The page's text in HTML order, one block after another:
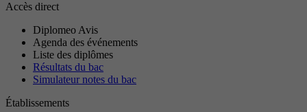
Accès direct
Diplomeo Avis
Agenda des événements
Liste des diplômes
Résultats du bac
Simulateur notes du bac
Établissements